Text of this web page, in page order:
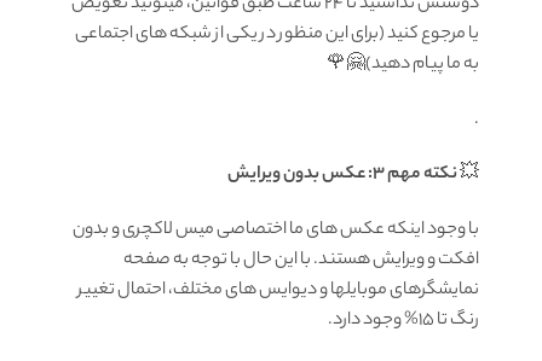
یا مرجوع کنید (برای این منظور در یکی از شبکه های اجتماعی
به ما پیام دهید)🤗🌹
.
💥نکته مهم 3: عکس بدون ویرایش
با وجود اینکه عکس های ما اختصاصی میس لاکچری و بدون
افکت و ویرایش هستند. با این حال با توجه به صفحه
نمایشگرهای موبایلها و دیوایس های مختلف، احتمال تغییر
رنگ تا 15% وجود دارد.